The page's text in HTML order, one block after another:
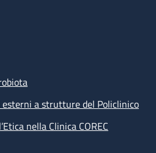
esterni a strutture del Policlinico
nella Clinica COREC